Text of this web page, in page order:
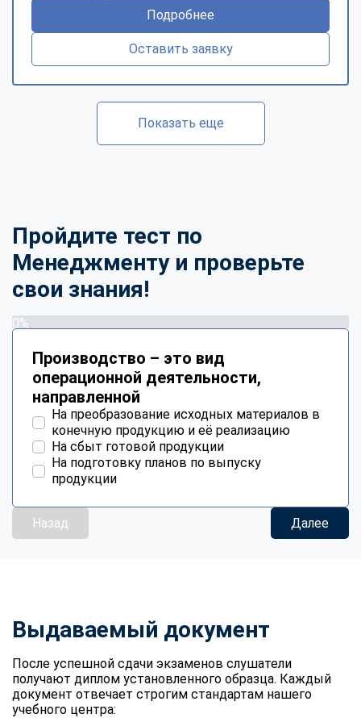
Подробнее
Оставить заявку
Показать еще
Пройдите тест по
Менеджменту и проверьте
свои знания!
0%
Производство – это вид
операционной деятельности,
направленной
На преобразование исходных материалов в
конечную продукцию и её реализацию
На сбыт готовой продукции
На подготовку планов по выпуску
продукции
Назад Далее
Выдаваемый документ
После успешной сдачи экзаменов слушатели
получают диплом установленного образца. Каждый
документ отвечает строгим стандартам нашего
учебного центра: